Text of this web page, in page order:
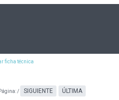
ficha técnica
Página:/ SIGUIENTE ÚLTIMA